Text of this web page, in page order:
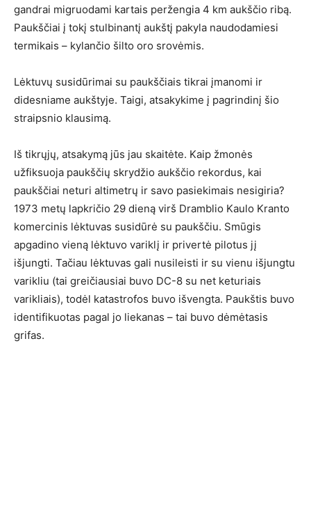
gandrai migruodami kartais peržengia 4 km aukščio ribą.
Paukščiai į tokį stulbinantį aukštį pakyla naudodamiesi
termikais – kylančio šilto oro srovėmis.
Lėktuvų susidūrimai su paukščiais tikrai įmanomi ir
didesniame aukštyje. Taigi, atsakykime į pagrindinį šio
straipsnio klausimą.
Iš tikrųjų, atsakymą jūs jau skaitėte. Kaip žmonės
užfiksuoja paukščių skrydžio aukščio rekordus, kai
paukščiai neturi altimetrų ir savo pasiekimais nesigiria?
1973 metų lapkričio 29 dieną virš Dramblio Kaulo Kranto
komercinis lėktuvas susidūrė su paukščiu. Smūgis
apgadino vieną lėktuvo variklį ir privertė pilotus jį
išjungti. Tačiau lėktuvas gali nusileisti ir su vienu išjungtu
varikliu (tai greičiausiai buvo DC-8 su net keturiais
varikliais), todėl katastrofos buvo išvengta. Paukštis buvo
identifikuotas pagal jo liekanas – tai buvo dėmėtasis
grifas.